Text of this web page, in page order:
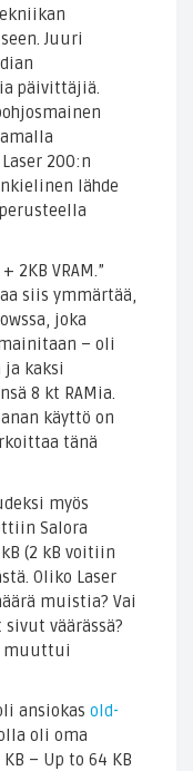
Juuri
päivittäjiä.
200:n
lähde
2KB VRAM.”
siis ymmärtää,
joka
– oli
kaksi
8 kt RAMia.
käyttö on
tänä
myös
Salora
(2 kB voitiin
Oliko Laser
muistia? Vai
väärässä?
muuttui
ansiokas old-
oli oma
– Up to 64 KB